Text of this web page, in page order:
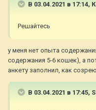
В 03.04.2021 в 17:14,
Решайтесь
у меня нет опыта
содержания 5-6 кошек), а
анкету заполнил, как
В 03.04.2021 в 17:45,